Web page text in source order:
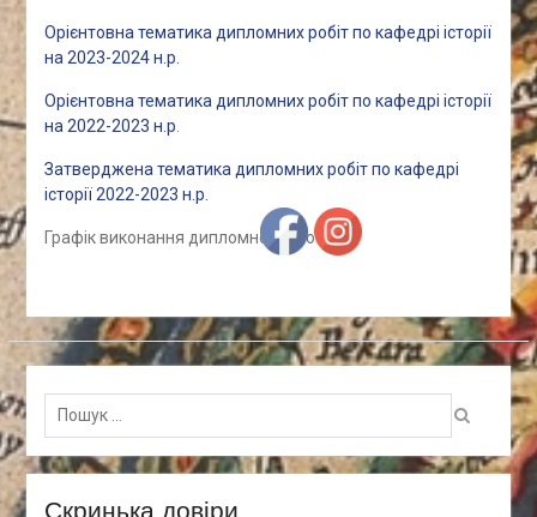
Орієнтовна тематика дипломних робіт по кафедрі історії
на 2023-2024 н.р.
Орієнтовна тематика дипломних робіт по кафедрі історії
на 2022-2023 н.р
Затверджена тематика дипломних робіт по кафедрі
історії 2022-2023 н.р.
Графік виконання дипломної роботи
Пошук
для:
Скринька довіри